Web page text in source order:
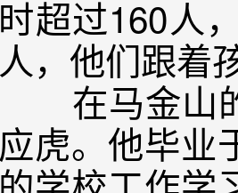
时超过160人
人，他们跟着
在马金山的
应虎。他毕业